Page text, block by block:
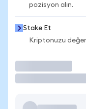
pozisyon alın.
Stake Et
Kriptonuzu